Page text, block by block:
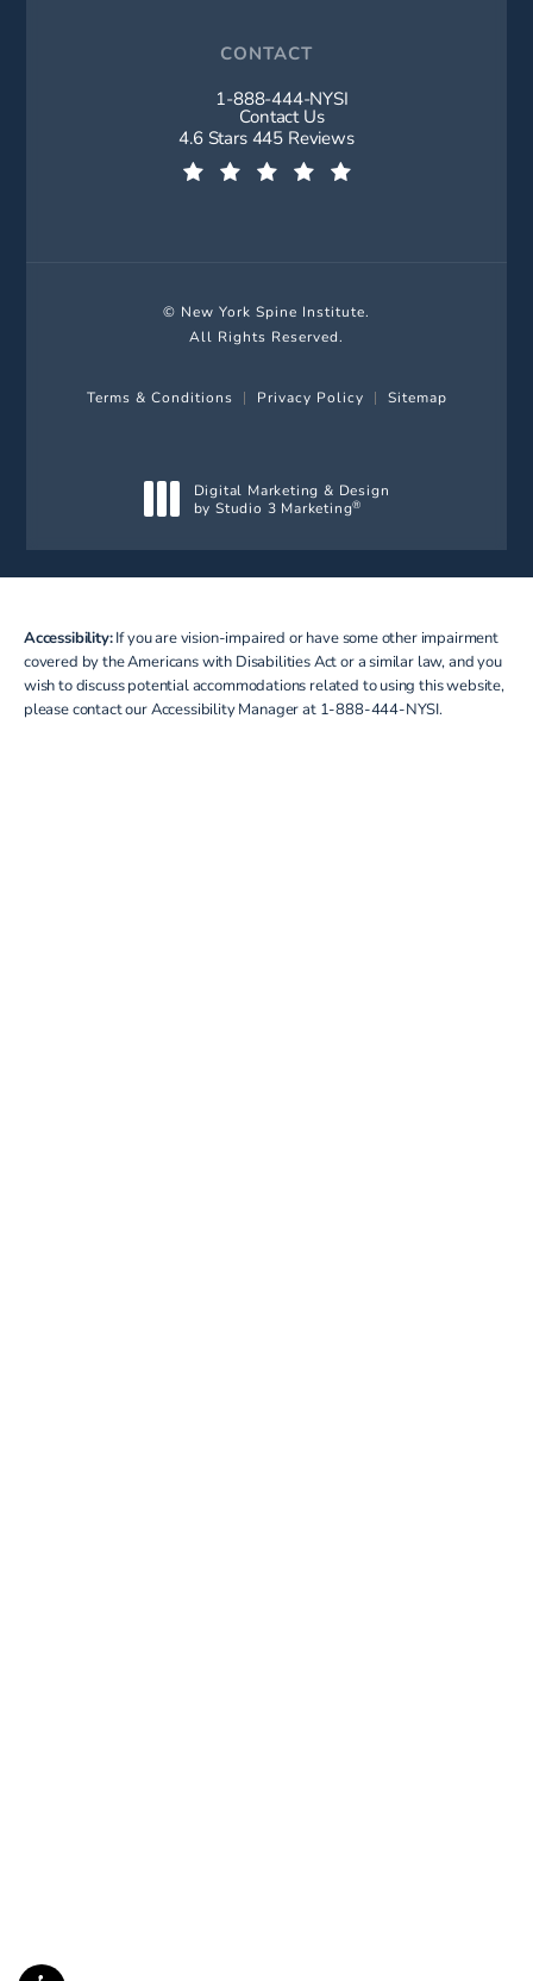
CONTACT
Call New York Spine Institute on
1-888-444-NYSI
Contact Us
New York Spine Institute reviews:
4.6 Stars 445 Reviews
© New York Spine Institute.
All Rights Reserved.
Terms & Conditions Privacy Policy Sitemap
Digital Marketing & Design
by Studio 3 Marketing®
Accessibility:If you are vision-impaired or have some other impairment
covered by the Americans with Disabilities Act or a similar law, and you
wish to discuss potential accommodations related to using this website,
please contact our Accessibility Manager at 1-888-444-NYSI.